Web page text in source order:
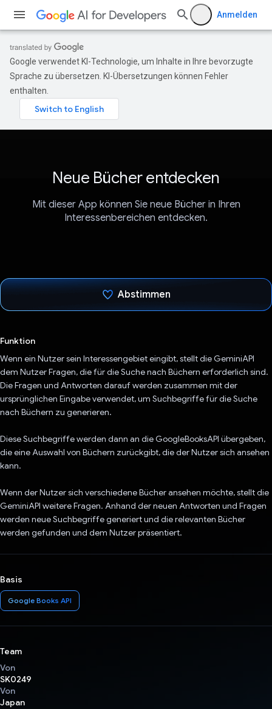
Anmelden
Google verwendet KI-Technologie, um Inhalte in Ihre bevorzugte
Sprache zu übersetzen. KI-Übersetzungen können Fehler
enthalten.
Neue Bücher entdecken
Mit dieser App können Sie neue Bücher in Ihren
Interessenbereichen entdecken.
Abstimmen
Funktion
Wenn ein Nutzer sein Interessengebiet eingibt, stellt die GeminiAPI
dem Nutzer Fragen, die für die Suche nach Büchern erforderlich sind.
Die Fragen und Antworten darauf werden zusammen mit der
ursprünglichen Eingabe verwendet, um Suchbegriffe für die Suche
nach Büchern zu generieren.
Diese Suchbegriffe werden dann an die GoogleBooksAPI übergeben,
die eine Auswahl von Büchern zurückgibt, die der Nutzer sich ansehen
kann.
Wenn der Nutzer sich verschiedene Bücher ansehen möchte, stellt die
GeminiAPI weitere Fragen. Anhand der neuen Antworten und Fragen
werden neue Suchbegriffe generiert und die relevanten Bücher
werden gefunden und dem Nutzer präsentiert.
Basis
Google Books API
Team
Von
SK0249
Von
Japan